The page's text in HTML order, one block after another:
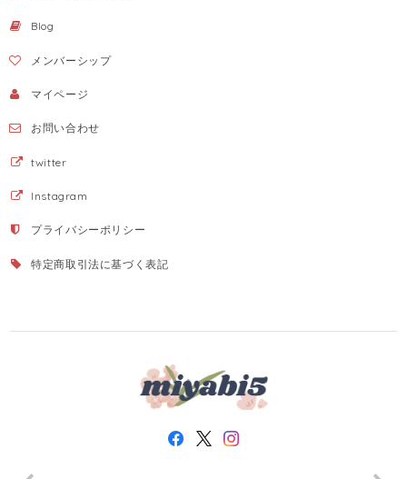
Blog
メンバーシップ
マイページ
お問い合わせ
twitter
Instagram
プライバシーポリシー
特定商取引法に基づく表記